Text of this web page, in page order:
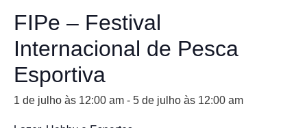
FIPe – Festival
Internacional de Pesca
Esportiva
1 de julho às 12:00 am - 5 de julho às 12:00 am